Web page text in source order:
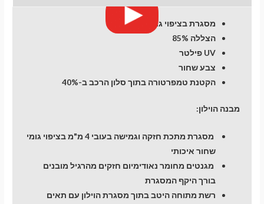
מסגרת בציפוי גומי
הצללה 85%
UV פילטר
צבע שחור
הקטנת טמפרטורה בתוך סלון הרכב ב-40%
מבנה הוילון:
מסגרת מתכת חזקה וגמישה בעובי 4 מ"מ בציפוי גומי
שחור איכותי
מגנטים מחומר נאודימיום חזקים מהרגיל מובנים
בורך היקף המסגרת
רשת מתוחה היטב בתוך מסגרת הוילון עם תאים